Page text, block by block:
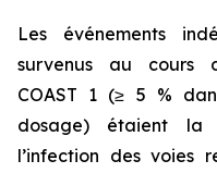
Les événements
survenus au cours
COAST 1 (≥ 5 %
dosage) étaient la
l’infection des voies